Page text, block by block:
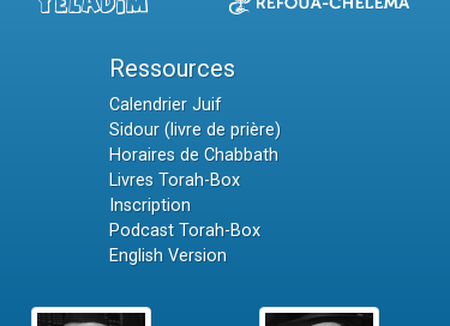
Ressources
Calendrier Juif
Sidour (livre de prière)
Horaires de Chabbath
Livres Torah-Box
Inscription
Podcast Torah-Box
English Version